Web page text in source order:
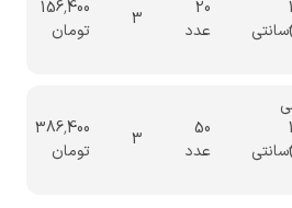
20
عدد
3
156,400
تومان
50
عدد
3
386,400
تومان